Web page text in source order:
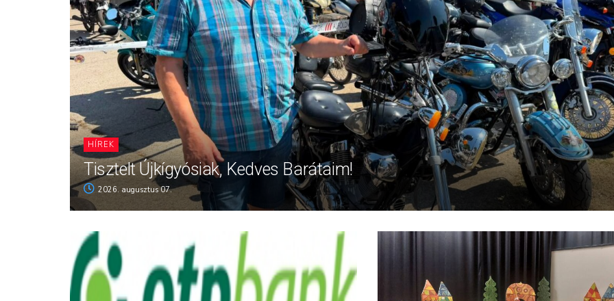
HÍREK
Tisztelt Újkígyósiak, Kedves Barátaim!
2026. augusztus 07.